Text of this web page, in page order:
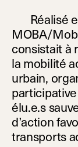
Réalisé
MOBA/
consistait à
la mobilité
urbain,
élu.e.s
d’action
transports